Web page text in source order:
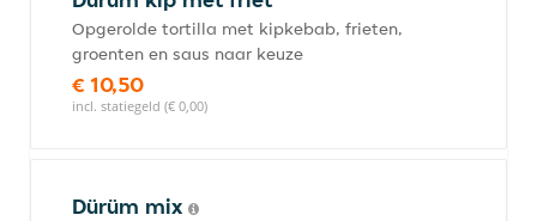
Opgerolde tortilla met kipkebab, frieten,
groenten en saus naar keuze
€ 10,50
incl. statiegeld (€ 0,00)
Dürüm mix